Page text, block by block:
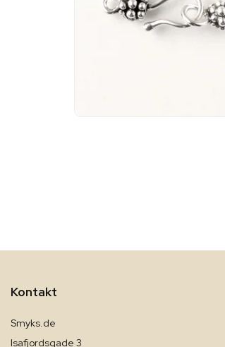
Kontakt
Smyks.de
Isafjordsgade 3